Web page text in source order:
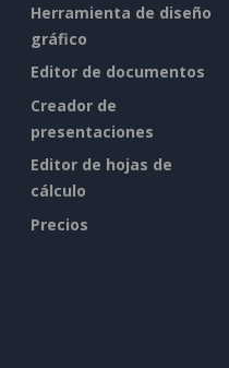
Herramienta de diseño
gráfico
Editor de documentos
Creador de
presentaciones
Editor de hojas de
cálculo
Precios